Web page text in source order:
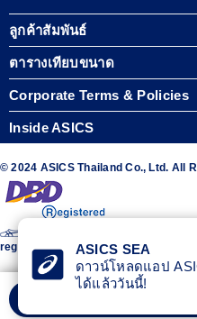
ลูกค้าสัมพันธ์
ตารางเทียบขนาด
Corporate Terms & Policies
Inside ASICS
© 2024 ASICS Thailand Co., Ltd. All
The stripe design featured on
registered trademark of ASICS
ASICS SEA
ดาวน์โหลดแอป
ได้แล้ววันนี้!